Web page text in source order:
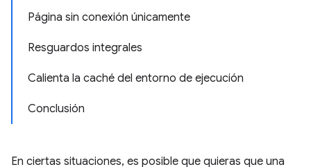
Página sin conexión únicamente
Resguardos integrales
Calienta la caché del entorno de ejecución
Conclusión
En ciertas situaciones, es posible que quieras que una